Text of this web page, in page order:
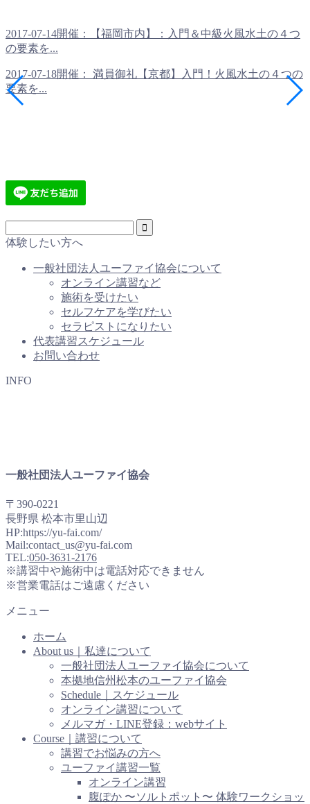
2017-07-14開催：【福岡市内】：入門＆中級火風水土の４つ
の要素を...
2017-07-18開催： 満員御礼【京都】入門！火風水土の４つの
要素を...
体験したい方へ
一般社団法人ユーファイ協会について
オンライン講習など
施術を受けたい
セルフケアを学びたい
セラピストになりたい
代表講習スケジュール
お問い合わせ
INFO
一般社団法人ユーファイ協会
〒390-0221
長野県 松本市里山辺
HP:https://yu-fai.com/
Mail:contact_us@yu-fai.com
TEL:050-3631-2176
※講習中や施術中は電話対応できません
※営業電話はご遠慮ください
メニュー
ホーム
About us｜私達について
一般社団法人ユーファイ協会について
本拠地信州松本のユーファイ協会
Schedule｜スケジュール
オンライン講習について
メルマガ・LINE登録：webサイト
Course｜講習について
講習でお悩みの方へ
ユーファイ講習一覧
オンライン講習
腹ぽか 〜ソルトポット〜 体験ワークショッ